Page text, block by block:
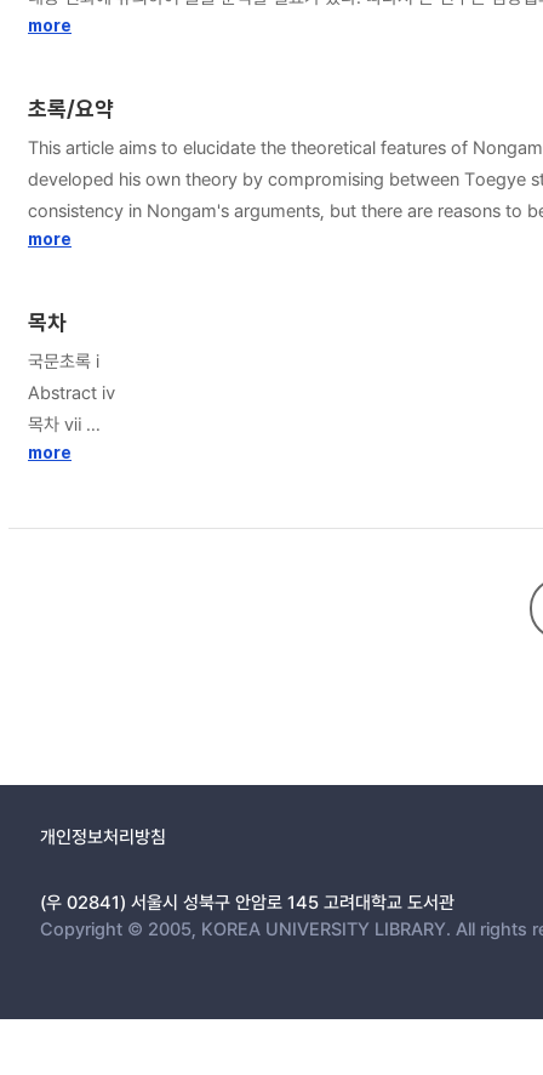
지 주제들의 내용이 변화하는 양상을 분석하고 이에 따른 김창협 사단
생하는 선한 감정 일반과 관련해서 말했고, 사단과 칠정을 구분하는 기
과는 거리가 있다. 김창협의 리기승부설은 즉각적으로 발생하는 감정
및 기 중심적 관점을 강화하였다. 이것은 김창협이 자신의 이론을 율곡
보이려고 한 이론적 작업이며, 따라서 율곡학에 기반해 자신의 문제의
내용의 변화가 있다. 처음에 김창협은 개념 취지에 근거해서 사단과 칠
창협의 주리, 주기 구분 논거가 글 전개 과정에 따라 차이가 있음을 논증
바뀌었으며, 그 배경에 율곡학에 근거한 경위설이 자리할 수 있음을 논
으로는 율곡학에 기초하여 자신의 문제의식을 발전시켜 나간 것임을 보
more
초록/요약
This article aims to elucidate the theoretical features of
developed his own theory by compromising between Toegye
consistency in Nongam's arguments, but there are reasons to
Yulgok studies rather than Toegye studies. To achieve this,
article then argues that Nongam's theory of the Four
之主宰] as a criterion for distinguishing between the Four and
moral goodness[善] and moral badness[惡], highlighting the
closely with Yulgok's conception of Confucian moral self-
later changes his stance to affirm their inclusion. As Nongam
methodology that traces the evolution of Nongam's
suggests that Nongam asserts the absence of attribute
inclusion of the Four within the Seven. Consequently, this
more
목차
국문초록 ⅰ
Abstract ⅳ
목차 ⅶ
표 목차 ⅷ
1. 수양론 측면에서의 차이 30
IV. 기 중심적 사유에 근거한 리의 주재(主宰) 41
more
개인정보처리방침
(우 02841) 서울시 성북구 안암로 145 고려대학교 도서관
Copyright © 2005, KOREA UNIVERSITY LIBRARY. All rights